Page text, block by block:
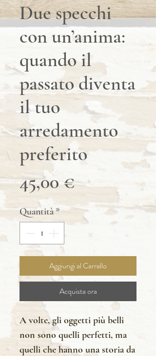
Due specchi
con un’anima:
quando il
passato diventa
il tuo
arredamento
preferito
45,00 €Prezzo
Quantità*
Aggiungi al Carrello
Acquista ora
A volte, gli oggetti più belli
non sono quelli perfetti, ma
quelli che hanno una storia da